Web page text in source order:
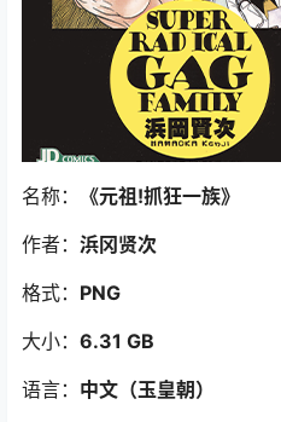
名称： 《元祖!抓狂一族》
作者： 浜冈贤次
格式： PNG
大小： 6.31 GB
语言： 中文（玉皇朝 ）